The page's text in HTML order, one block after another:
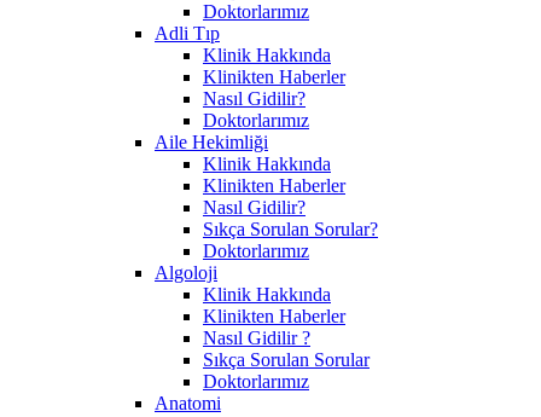
Doktorlarımız
Adli Tıp
Klinik Hakkında
Klinikten Haberler
Nasıl Gidilir?
Doktorlarımız
Aile Hekimliği
Klinik Hakkında
Klinikten Haberler
Nasıl Gidilir?
Sıkça Sorulan Sorular?
Doktorlarımız
Algoloji
Klinik Hakkında
Klinikten Haberler
Nasıl Gidilir ?
Sıkça Sorulan Sorular
Doktorlarımız
Anatomi